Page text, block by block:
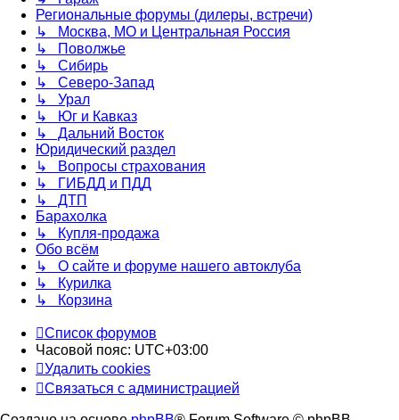
Региональные форумы (дилеры, встречи)
↳ Москва, МО и Центральная Россия
↳ Поволжье
↳ Сибирь
↳ Северо-Запад
↳ Урал
↳ Юг и Кавказ
↳ Дальний Восток
Юридический раздел
↳ Вопросы страхования
↳ ГИБДД и ПДД
↳ ДТП
Барахолка
↳ Купля-продажа
Обо всём
↳ О сайте и форуме нашего автоклуба
↳ Курилка
↳ Корзина
Список форумов
Часовой пояс: UTC+03:00
Удалить cookies
Связаться с администрацией